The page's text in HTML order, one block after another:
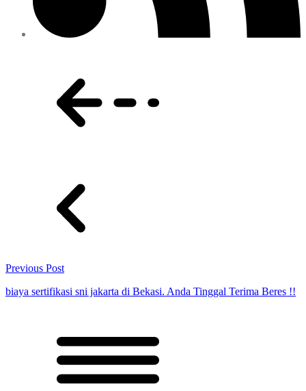
Previous Post
biaya sertifikasi sni jakarta di Bekasi. Anda Tinggal Terima Beres !!